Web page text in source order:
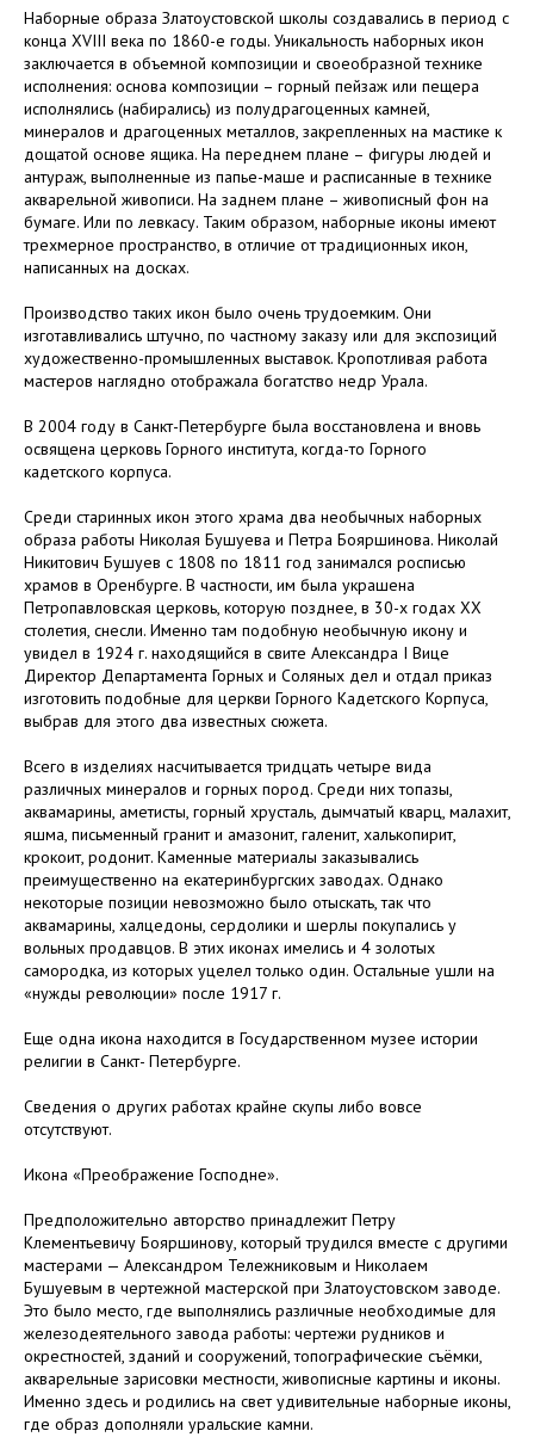
Наборные образа Златоустовской школы создавались в период с
конца ХVIII века по 1860-е годы. Уникальность наборных икон
заключается в объемной композиции и своеобразной технике
исполнения: основа композиции – горный пейзаж или пещера
исполнялись (набирались) из полудрагоценных камней,
минералов и драгоценных металлов, закрепленных на мастике к
дощатой основе ящика. На переднем плане – фигуры людей и
антураж, выполненные из папье-маше и расписанные в технике
акварельной живописи. На заднем плане – живописный фон на
бумаге. Или по левкасу. Таким образом, наборные иконы имеют
трехмерное пространство, в отличие от традиционных икон,
написанных на досках.
Производство таких икон было очень трудоемким. Они
изготавливались штучно, по частному заказу или для экспозиций
художественно-промышленных выставок. Кропотливая работа
мастеров наглядно отображала богатство недр Урала.
В 2004 году в Санкт-Петербурге была восстановлена и вновь
освящена церковь Горного института, когда-то Горного
кадетского корпуса.
Среди старинных икон этого храма два необычных наборных
образа работы Николая Бушуева и Петра Бояршинова. Николай
Никитович Бушуев с 1808 по 1811 год занимался росписью
храмов в Оренбурге. В частности, им была украшена
Петропавловская церковь, которую позднее, в 30-х годах XX
столетия, снесли. Именно там подобную необычную икону и
увидел в 1924 г. находящийся в свите Александра I Вице
Директор Департамента Горных и Соляных дел и отдал приказ
изготовить подобные для церкви Горного Кадетского Корпуса,
выбрав для этого два известных сюжета.
Всего в изделиях насчитывается тридцать четыре вида
различных минералов и горных пород. Среди них топазы,
аквамарины, аметисты, горный хрусталь, дымчатый кварц, малахит,
яшма, письменный гранит и амазонит, галенит, халькопирит,
крокоит, родонит. Каменные материалы заказывались
преимущественно на екатеринбургских заводах. Однако
некоторые позиции невозможно было отыскать, так что
аквамарины, халцедоны, сердолики и шерлы покупались у
вольных продавцов. В этих иконах имелись и 4 золотых
самородка, из которых уцелел только один. Остальные ушли на
«нужды революции» после 1917 г.
Еще одна икона находится в Государственном музее истории
религии в Санкт- Петербурге.
Сведения о других работах крайне скупы либо вовсе
отсутствуют.
Икона «Преображение Господне».
Предположительно авторство принадлежит Петру
Клементьевичу Бояршинову, который трудился вместе с другими
мастерами — Александром Тележниковым и Николаем
Бушуевым в чертежной мастерской при Златоустовском заводе.
Это было место, где выполнялись различные необходимые для
железодеятельного завода работы: чертежи рудников и
окрестностей, зданий и сооружений, топографические съёмки,
акварельные зарисовки местности, живописные картины и иконы.
Именно здесь и родились на свет удивительные наборные иконы,
где образ дополняли уральские камни.